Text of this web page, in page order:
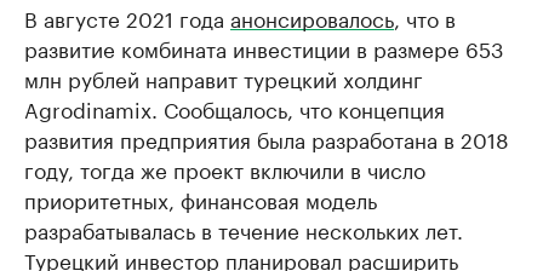
В августе 2021 года анонсировалось, что в
развитие комбината инвестиции в размере 653
млн рублей направит турецкий холдинг
Agrodinamix. Сообщалось, что концепция
развития предприятия была разработана в 2018
году, тогда же проект включили в число
приоритетных, финансовая модель
разрабатывалась в течение нескольких лет.
Турецкий инвестор планировал расширить